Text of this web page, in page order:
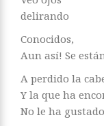
delirando
Conocidos,
Aun así! Se
A perdido la
Y la que ha
No le ha